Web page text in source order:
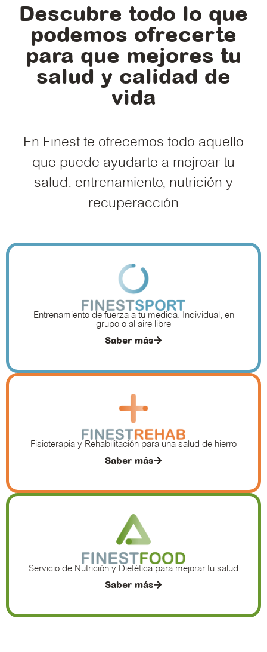
Descubre todo lo que
podemos ofrecerte
para que mejores tu
salud y calidad de
vida
En Finest te ofrecemos todo aquello
que puede ayudarte a mejroar tu
salud: entrenamiento, nutrición y
recuperacción
Entrenamiento de fuerza a tu medida. Individual, en
grupo o al aire libre
Saber más
Fisioterapia y Rehabilitación para una salud de hierro
Saber más
Servicio de Nutrición y Dietética para mejorar tu salud
Saber más